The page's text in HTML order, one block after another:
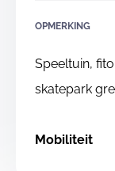
OPMERKING
Speeltuin,
skatepark
Mobiliteit